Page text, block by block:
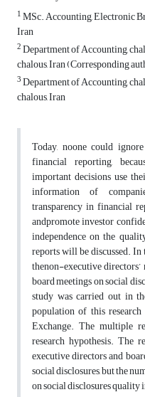
1MSc. Accounting, Electronic
Iran
2Department of Accounting,
chalous, Iran (Corresponding
3Department of Accounting,
chalous, Iran
Today, noone could
financial reporting,
important decisions use
information of
transparency in financial
andpromote investor
independence on the
reports will be discussed.
thenon-executive
board meetings on social
study was carried out in
population of this
Exchange. The multiple
research hypothesis. The
executive directors and
social disclosures, but the
on social disclosures quality